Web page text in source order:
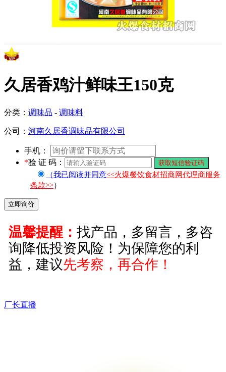
久居香鸡汁鲜味王150克
分类： 调味品 - 调味料
公司： 河南久居香调味品有限公司
手机：
*验 证 码：
（我已阅读并同意<<火爆餐饮食材招商网代理商服务
条款>>）
温馨提醒： 找产品，多留言，多咨
询降低投资风险！为保障您的利
益，建议先考察，再合作！
厂长直播